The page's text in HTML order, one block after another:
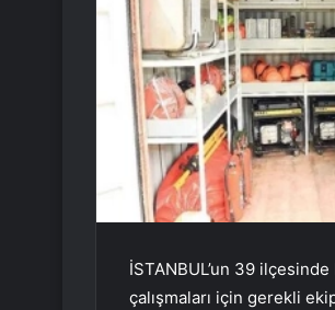
İSTANBUL’un 39
çalışmaları için gerekli